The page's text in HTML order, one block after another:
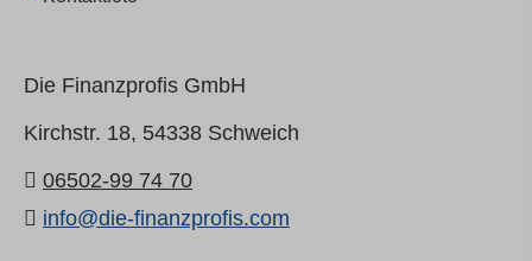
Die Finanzprofis GmbH
Kirchstr. 18, 54338 Schweich
06502-99 74 70
info@die-finanzprofis.com